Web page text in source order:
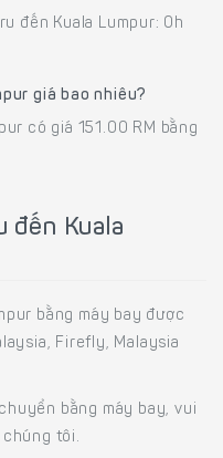
đến Kuala Lumpur: 0h
giá bao nhiêu?
có giá 151.00 RM bằng
đến Kuala
bằng máy bay được
Firefly, Malaysia
bằng máy bay, vui
chúng tôi.